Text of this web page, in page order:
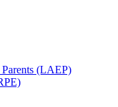
(LAEP)